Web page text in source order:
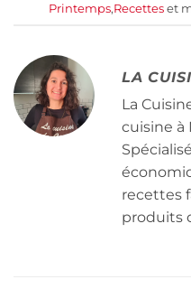
Printemps,Recetteset
LA
La
cuisine à
recettes
produits